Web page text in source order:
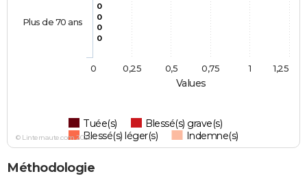
Values
0
0
0
0
Tuée(s)
Blessé(s) grave(s)
Blessé(s) léger(s)
Indemne(s)
Plus de 70 ans
0 1
0,25 0,5 0,75 1,25
© Linternaute.com 2026
Méthodologie